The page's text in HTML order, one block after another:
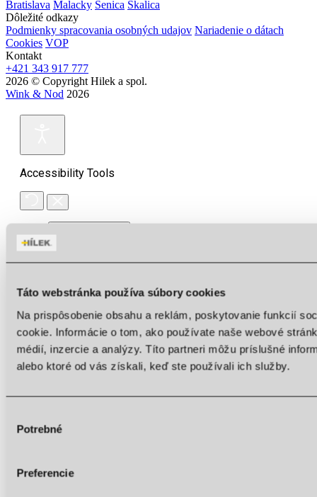
Táto webstránka používa súbory cookies
Na prispôsobenie obsahu a reklám, poskytovanie funkcií
cookie. Informácie o tom, ako používate naše webové
médií, inzercie a analýzy. Títo partneri môžu príslušné
alebo ktoré od vás získali, keď ste používali ich služby.
súhlasu
Potrebné
Preferencie
Bratislava Malacky Senica Skalica
Dôležité odkazy
Podmienky spracovania osobných udajov Nariadenie o dátach
Cookies VOP
Kontakt
+421 343 917 777
2026 © Copyright Hilek a spol.
Wink & Nod 2026
Accessibility Tools
Monochrome
Low saturation
High saturation
Line height